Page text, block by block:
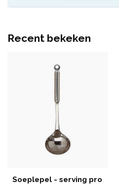
Recent bekeken
Soeplepel - serving pro